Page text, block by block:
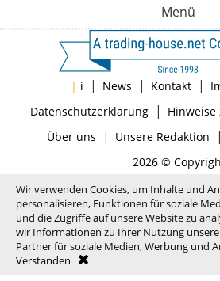
Menü
| i | News | Kontakt |
Datenschutzerklärung| Hinweise
Über uns | Unsere Redaktion |
2026 ©
Wir verwenden Cookies, um Inhalte und
personalisieren, Funktionen für soziale
und die Zugriffe auf unsere Website zu
wir Informationen zu Ihrer Nutzung
Partner für soziale Medien, Werbung und
Verstanden